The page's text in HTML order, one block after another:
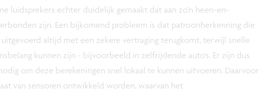
luidsprekers echter duidelijk gemaakt dat aan zo’n heen-en-
zijn. Een bijkomend probleem is dat patroonherkenning die
altijd met een zekere vertraging terugkomt, terwijl snelle
kunnen zijn - bijvoorbeeld in zelfrijdende auto’s. Er zijn dus
om deze berekeningen snel lokaal te kunnen uitvoeren. Daarvoor
van sensoren ontwikkeld worden, waarvan het